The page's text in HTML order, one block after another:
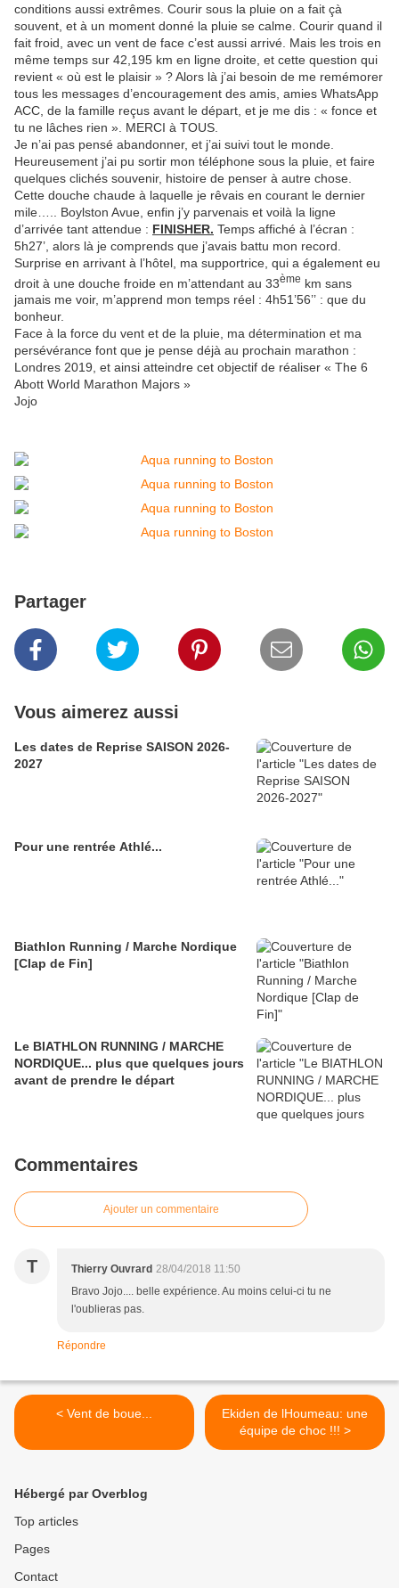
conditions aussi extrêmes. Courir sous la pluie on a fait çà
souvent, et à un moment donné la pluie se calme. Courir quand il
fait froid, avec un vent de face c’est aussi arrivé. Mais les trois en
même temps sur 42,195 km en ligne droite, et cette question qui
revient « où est le plaisir » ? Alors là j’ai besoin de me remémorer
tous les messages d’encouragement des amis, amies WhatsApp
ACC, de la famille reçus avant le départ, et je me dis : « fonce et
tu ne lâches rien ». MERCI à TOUS.
Je n’ai pas pensé abandonner, et j’ai suivi tout le monde.
Heureusement j’ai pu sortir mon téléphone sous la pluie, et faire
quelques clichés souvenir, histoire de penser à autre chose.
Cette douche chaude à laquelle je rêvais en courant le dernier
mile….. Boylston Avue, enfin j’y parvenais et voilà la ligne
d’arrivée tant attendue : FINISHER. Temps affiché à l’écran :
5h27’, alors là je comprends que j’avais battu mon record.
Surprise en arrivant à l’hôtel, ma supportrice, qui a également eu
droit à une douche froide en m’attendant au 33ème km sans
jamais me voir, m’apprend mon temps réel : 4h51’56’’ : que du
bonheur.
Face à la force du vent et de la pluie, ma détermination et ma
persévérance font que je pense déjà au prochain marathon :
Londres 2019, et ainsi atteindre cet objectif de réaliser « The 6
Abott World Marathon Majors »
Jojo
Partager
Vous aimerez aussi
Les dates de Reprise SAISON 2026-
2027
Pour une rentrée Athlé...
Biathlon Running / Marche Nordique
[Clap de Fin]
Le BIATHLON RUNNING / MARCHE
NORDIQUE... plus que quelques jours
avant de prendre le départ
Commentaires
Ajouter un commentaire
T Thierry Ouvrard 28/04/2018 11:50
Bravo Jojo.... belle expérience. Au moins celui-ci tu ne
l'oublieras pas.
Répondre
< Vent de boue...
Ekiden de lHoumeau: une
équipe de choc !!! >
Hébergé par Overblog
Top articles
Pages
Contact